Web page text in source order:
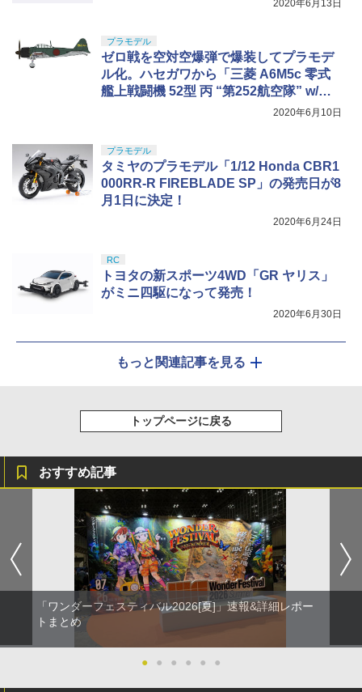
2020年6月13日
プラモデル
ゼロ戦を空対空爆弾で爆装してプラモデ
ル化。ハセガワから「三菱 A6M5c 零式
艦上戦闘機 52型 丙 “第252航空隊” w/空
2020年6月10日
プラモデル
タミヤのプラモデル「1/12 Honda CBR1
000RR-R FIREBLADE SP」の発売日が8
月1日に決定！
2020年6月24日
RC
トヨタの新スポーツ4WD「GR ヤリス」
がミニ四駆になって発売！
2020年6月30日
もっと関連記事を見る
トップページに戻る
おすすめ記事
「ワンダーフェスティバル2026[夏]」速報&詳細レポー
トまとめ
● ● ● ● ● ●